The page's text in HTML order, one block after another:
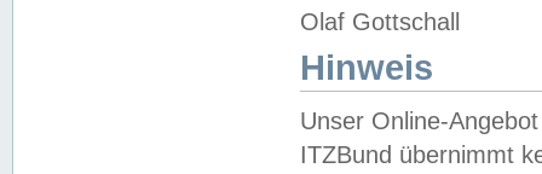
Olaf Gottschall
Hinweis
Unser Online-
ITZBund übernimmt